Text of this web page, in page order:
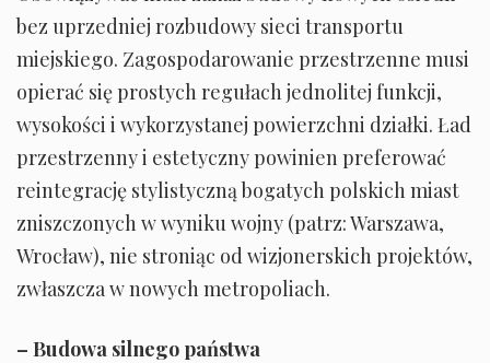
bez uprzedniej rozbudowy sieci transportu
miejskiego. Zagospodarowanie przestrzenne musi
opierać się prostych regułach jednolitej funkcji,
wysokości i wykorzystanej powierzchni działki. Ład
przestrzenny i estetyczny powinien preferować
reintegrację stylistyczną bogatych polskich miast
zniszczonych w wyniku wojny (patrz: Warszawa,
Wrocław), nie stroniąc od wizjonerskich projektów,
zwłaszcza w nowych metropoliach.
– Budowa silnego państwa